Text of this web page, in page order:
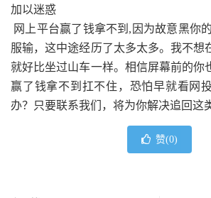
加以迷惑
网上平台赢了钱拿不到,因为故意黑你
服输，这中途经历了太多太多。我不想
就好比坐过山车一样。相信屏幕前的你
赢了钱拿不到扛不住，恐怕早就看网
办？只要联系我们，将为你解决追回这
赞(0)